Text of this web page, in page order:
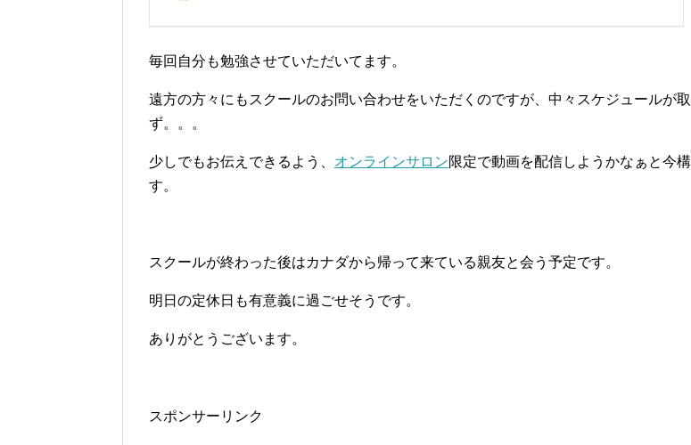
毎回自分も勉強させていただいてます。
遠方の方々にもスクールのお問い合わせをいただくのですが、中々スケジュールが
ず。。。
少しでもお伝えできるよう、 オンラインサロン限定で動画を配信しようかなぁと今
す。
スクールが終わった後はカナダから帰って来ている親友と会う予定です。
明日の定休日も有意義に過ごせそうです。
ありがとうございます。
スポンサーリンク